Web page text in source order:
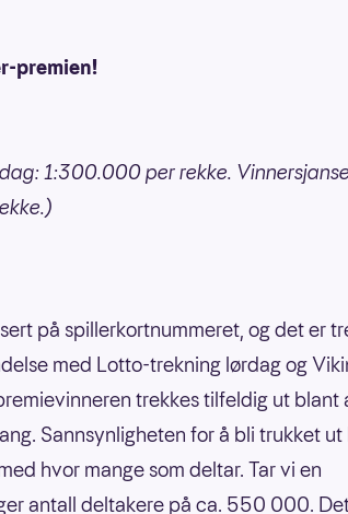
premien!
1:300.000 per rekke.
på spillerkortnummeret, og det er
med Lotto-trekning lørdag og
trekkes tilfeldig ut blant
Sannsynligheten for å bli trukket ut
hvor mange som deltar. Tar vi en
antall deltakere på ca. 550 000.